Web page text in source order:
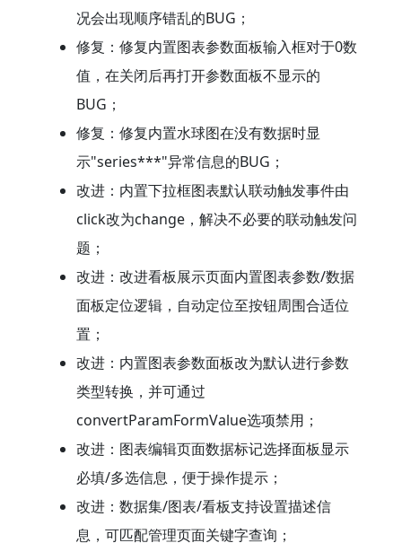
况会出现顺序错乱的BUG；
修复：修复内置图表参数面板输入框对于0数
值，在关闭后再打开参数面板不显示的
BUG；
修复：修复内置水球图在没有数据时显
示"series***"异常信息的BUG；
改进：内置下拉框图表默认联动触发事件由
click改为change，解决不必要的联动触发问
题；
改进：改进看板展示页面内置图表参数/数据
面板定位逻辑，自动定位至按钮周围合适位
置；
改进：内置图表参数面板改为默认进行参数
类型转换，并可通过
convertParamFormValue选项禁用；
改进：图表编辑页面数据标记选择面板显示
必填/多选信息，便于操作提示；
改进：数据集/图表/看板支持设置描述信
息，可匹配管理页面关键字查询；